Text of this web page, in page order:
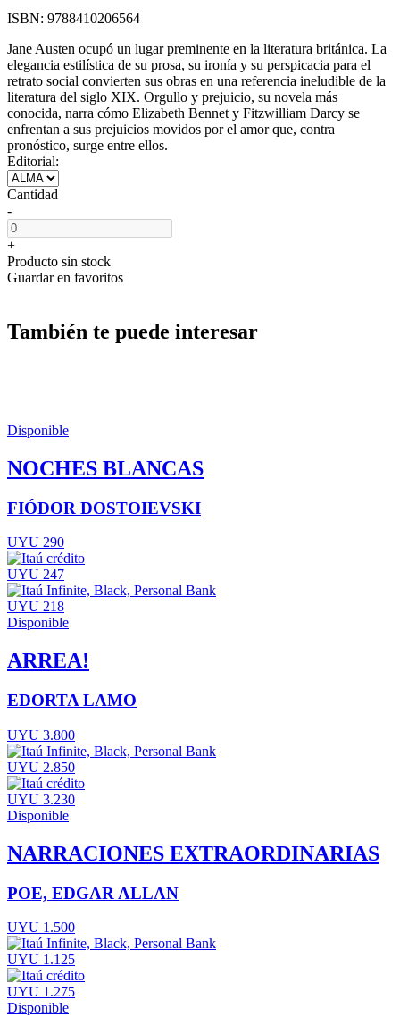
ISBN: 9788410206564
Jane Austen ocupó un lugar preminente en la literatura británica. La
elegancia estilística de su prosa, su ironía y su perspicacia para el
retrato social convierten sus obras en una referencia ineludible de la
literatura del siglo XIX. Orgullo y prejuicio, su novela más
conocida, narra cómo Elizabeth Bennet y Fitzwilliam Darcy se
enfrentan a sus prejuicios movidos por el amor que, contra
pronóstico, surge entre ellos.
Editorial:
Cantidad
-
+
Producto sin stock
Guardar en favoritos
También te puede interesar
Disponible
NOCHES BLANCAS
FIÓDOR DOSTOIEVSKI
UYU 290
UYU 247
UYU 218
Disponible
ARREA!
EDORTA LAMO
UYU 3.800
UYU 2.850
UYU 3.230
Disponible
NARRACIONES EXTRAORDINARIAS
POE, EDGAR ALLAN
UYU 1.500
UYU 1.125
UYU 1.275
Disponible